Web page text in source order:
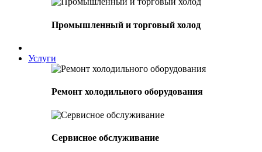
Промышленный и торговый холод
Услуги
Ремонт холодильного оборудования
Сервисное обслуживание